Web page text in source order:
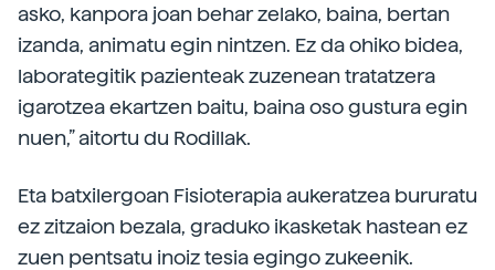
asko, kanpora joan behar zelako, baina, bertan
izanda, animatu egin nintzen. Ez da ohiko bidea,
laborategitik pazienteak zuzenean tratatzera
igarotzea ekartzen baitu, baina oso gustura egin
nuen,” aitortu du Rodillak.
Eta batxilergoan Fisioterapia aukeratzea bururatu
ez zitzaion bezala, graduko ikasketak hastean ez
zuen pentsatu inoiz tesia egingo zukeenik.